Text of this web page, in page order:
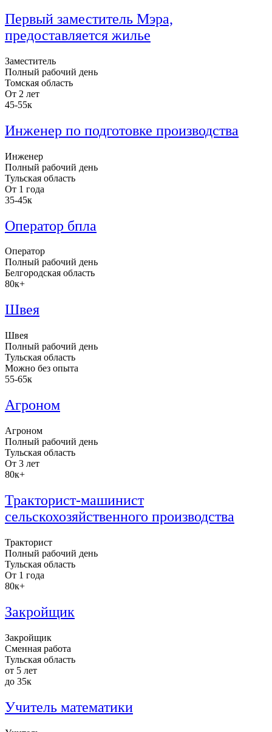
Первый заместитель Мэра,
предоставляется жилье
Заместитель
Полный рабочий день
Томская область
От 2 лет
45-55к
Инженер по подготовке производства
Инженер
Полный рабочий день
Тульская область
От 1 года
35-45к
Оператор бпла
Оператор
Полный рабочий день
Белгородская область
80к+
Швея
Швея
Полный рабочий день
Тульская область
Можно без опыта
55-65к
Агроном
Агроном
Полный рабочий день
Тульская область
От 3 лет
80к+
Тракторист-машинист
сельскохозяйственного производства
Тракторист
Полный рабочий день
Тульская область
От 1 года
80к+
Закройщик
Закройщик
Сменная работа
Тульская область
от 5 лет
до 35к
Учитель математики